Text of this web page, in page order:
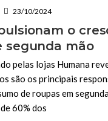
23/10/2024
o
segunda mão
pelas lojas Humana
são os principais
de roupas em
60% dos